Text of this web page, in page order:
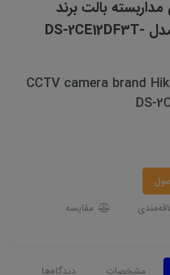
بالت برند
هایک ویژن مدل DS-2CE12DF3T-
CCTV camera brand
DS-
مقایسه
مشخصات دیدگاه‌ها